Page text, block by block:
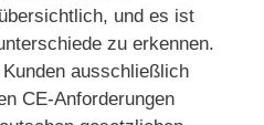
und es ist
zu erkennen.
ausschließlich
CE-Anforderungen